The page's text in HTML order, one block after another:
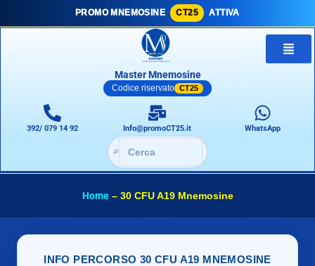
PROMO MNEMOSINE CT25 ATTIVA
Master Mnemosine
Codice riservato CT25
392/ 079 14 92 Info@promoCT25.it WhatsApp
🔎
Home– 30 CFU A19 Mnemosine
INFO PERCORSO 30 CFU A19 MNEMOSINE